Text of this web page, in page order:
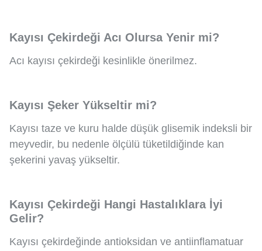
Kayısı Çekirdeği Acı Olursa Yenir mi?
Acı kayısı çekirdeği kesinlikle önerilmez.
Kayısı Şeker Yükseltir mi?
Kayısı taze ve kuru halde düşük glisemik indeksli bir
meyvedir, bu nedenle ölçülü tüketildiğinde kan
şekerini yavaş yükseltir.
Kayısı Çekirdeği Hangi Hastalıklara İyi
Gelir?
Kayısı çekirdeğinde antioksidan ve antiinflamatuar